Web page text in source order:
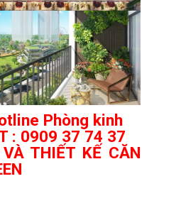
Phòng kinh
: 0909 37 74 37
THIẾT KẾ CĂN